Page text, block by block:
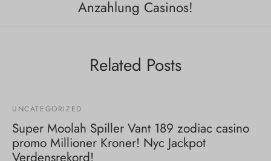
Anzahlung Casinos!
Related Posts
UNCATEGORIZED
Super Moolah Spiller Vant 189 zodiac casino
promo Millioner Kroner! Nyc Jackpot